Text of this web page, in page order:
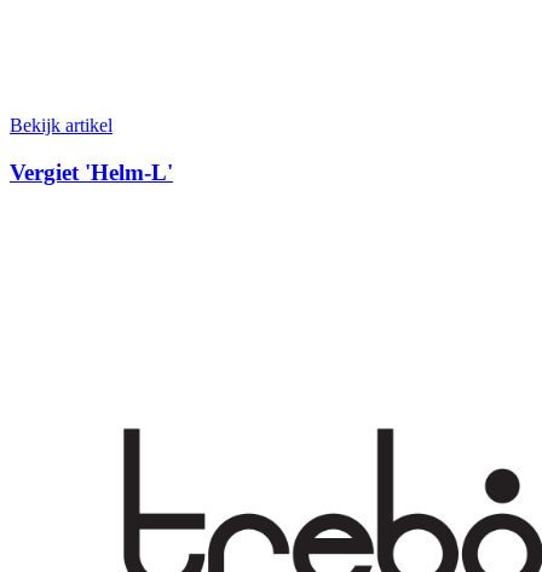
Bekijk artikel
Vergiet 'Helm-L'